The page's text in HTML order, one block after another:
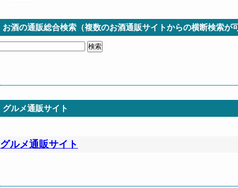
お酒の通販総合検索（複数のお酒通販サイトからの横断検索が
グルメ通販サイト
グルメ通販サイト